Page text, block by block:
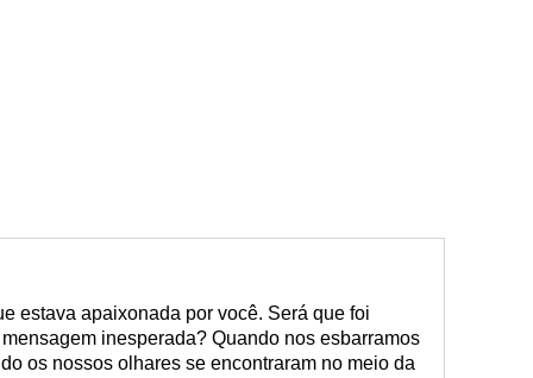
estava apaixonada por você. Será que foi
inesperada? Quando nos esbarramos
os nossos olhares se encontraram no meio da